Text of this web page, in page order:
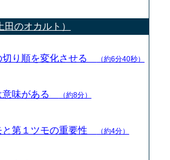
のオカルト）
切り順を変化させる （約6分40秒）
意味がある （約8分）
と第１ツモの重要性 （約4分）